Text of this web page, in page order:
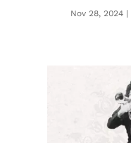
Nov 28, 2024 |